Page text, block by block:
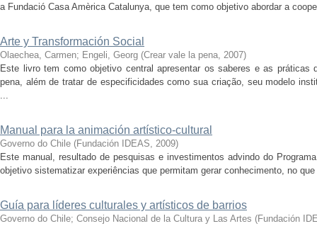
a Fundació Casa Amèrica Catalunya, que tem como objetivo abordar a
Arte y Transformación Social
Olaechea, Carmen; Engeli, Georg (Crear vale la pena, 2007)
Este livro tem como objetivo central apresentar os saberes e as práticas
pena, além de tratar de especificidades como sua criação, seu modelo
...
Manual para la animación artístico-cultural
Governo do Chile (Fundación IDEAS, 2009)
Este manual, resultado de pesquisas e investimentos advindo do
objetivo sistematizar experiências que permitam gerar conhecimento, no
Guía para líderes culturales y artísticos de barrios
Governo do Chile; Consejo Nacional de la Cultura y Las Artes (Fundación